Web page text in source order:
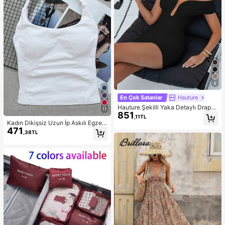
11
Kadın Dikişsiz Uzun İp Askılı Egzers
iz Üstü, Çıkarılabilir Dolgulu Dahili
Sütyenli Spor Yoga Atlet, Athleisure
471 ,38TL
4
En Çok Satanlar Hauture
Hauture Şekilli Yaka Detaylı Drapeli
Mini Elbise
851 ,11TL